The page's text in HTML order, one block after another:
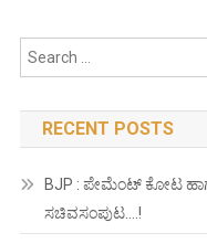
RECENT POSTS
BJP : ಪೇಮೆಂಟ್ ಕೋಟ
ಸಚಿವಸಂಪುಟ….!